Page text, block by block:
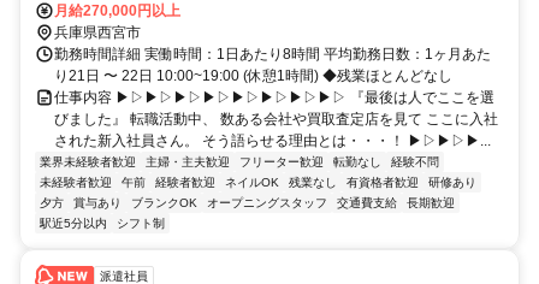
遠方への転勤なし◎
月給270,000円以上
兵庫県西宮市
勤務時間詳細 実働時間：1日あたり8時間 平均勤務日数：1ヶ月あた
り21日 〜 22日 10:00~19:00 (休憩1時間) ◆残業ほとんどなし
仕事内容 ▶▷▶▷▶▷▶▷▶▷▶▷▶▷▶▷ 『最後は人でここを選
びました』 転職活動中、 数ある会社や買取査定店を見て ここに入社
された新入社員さん。 そう語らせる理由とは・・・！ ▶▷▶▷▶...
業界未経験者歓迎 主婦・主夫歓迎 フリーター歓迎 転勤なし
経験不問
未経験者歓迎
午前 経験者歓迎 ネイルOK 残業なし 有資格者歓迎
研修あり
夕方
賞与あり ブランクOK オープニングスタッフ 交通費支給
長期歓迎
駅近5分以内
シフト制
派遣社員